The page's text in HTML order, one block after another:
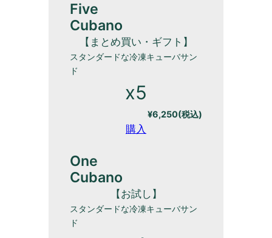
Five
Cubano
【まとめ買い・ギフト】
スタンダードな冷凍キューバサン
ド
x5
¥6,250(税込)
購入
One
Cubano
【お試し】
スタンダードな冷凍キューバサン
ド